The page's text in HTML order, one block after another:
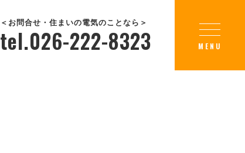
＜お問合せ・住まいの電気のことなら＞
tel.026-222-8323